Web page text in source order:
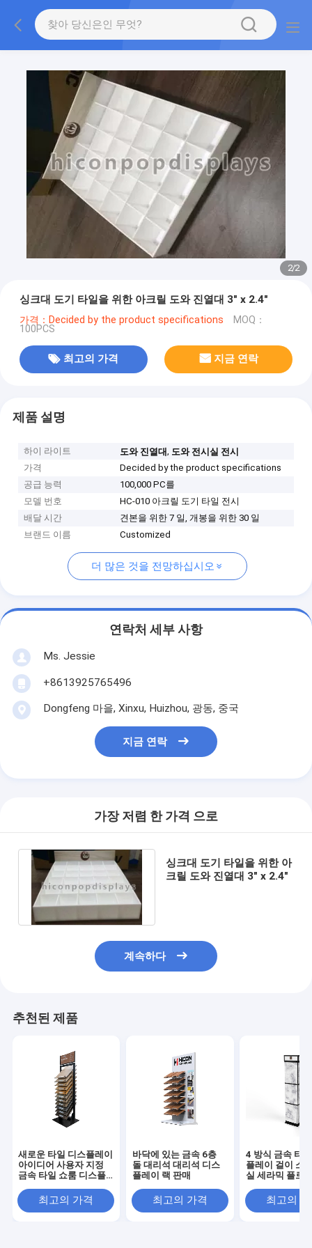
2/2
싱크대 도기 타일을 위한 아크릴 도와 진열대 3" x 2.4"
가격：Decided by the product specifications MOQ：
100PCS
최고의 가격 지금 연락
제품 설명
하이 라이트 도와 진열대, 도와 전시실 전시
가격
Decided by the product specifications
공급 능력
100,000 PC를
모델 번호
HC-010 아크릴 도기 타일 전시
배달 시간
견본을 위한 7 일, 개봉을 위한 30 일
브랜드 이름
Customized
더 많은 것을 전망하십시오
연락처 세부 사항
Ms. Jessie
+8613925765496
Dongfeng 마을, Xinxu, Huizhou, 광동, 중국
지금 연락
가장 저렴 한 가격 으로
싱크대 도기 타일을 위한 아
크릴 도와 진열대 3" x 2.4"
계속하다
추천된 제품
새로운 타일 디스플레이
아이디어 사용자 지정
금속 타일 쇼룸 디스플
최고의 가격
바닥에 있는 금속 6층
돌 대리석 대리석 디스
플레이 랙 판매
최고의 가격
4 방식 금속 타
플레이 걸이 소
실 세라믹 플로
최고의